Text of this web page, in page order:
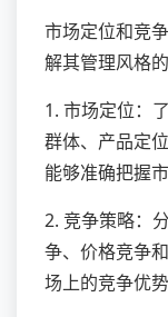
市场定位和竞
解其管理风格
1. 市场定位：
群体、产品定
能够准确把握市
2. 竞争策略：
争、价格竞争
场上的竞争优势